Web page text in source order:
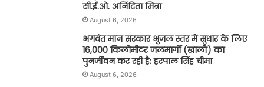
सी.ई.ओ. अनिंदिता मित्रा
August 6, 2026
भगवंत मान सरकार भूजल स्तर में सुधार के लिए
16,000 किलोमीटर जलमार्गों (खालों) का
पुनर्जीवन कर रही है: हरपाल सिंह चीमा
August 6, 2026